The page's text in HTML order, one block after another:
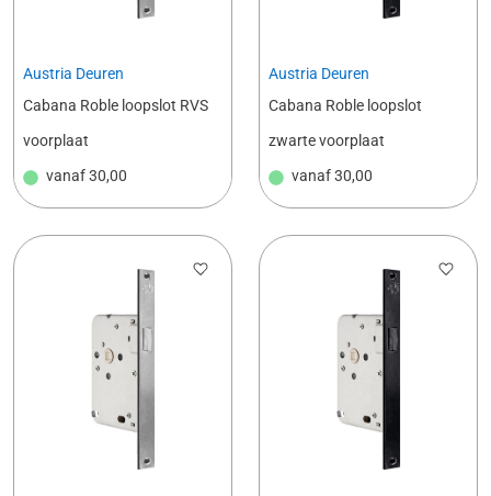
Austria Deuren
Cabana Roble loopslot RVS
voorplaat
vanaf30,00
Austria Deuren
Cabana Roble loopslot
zwarte voorplaat
vanaf30,00